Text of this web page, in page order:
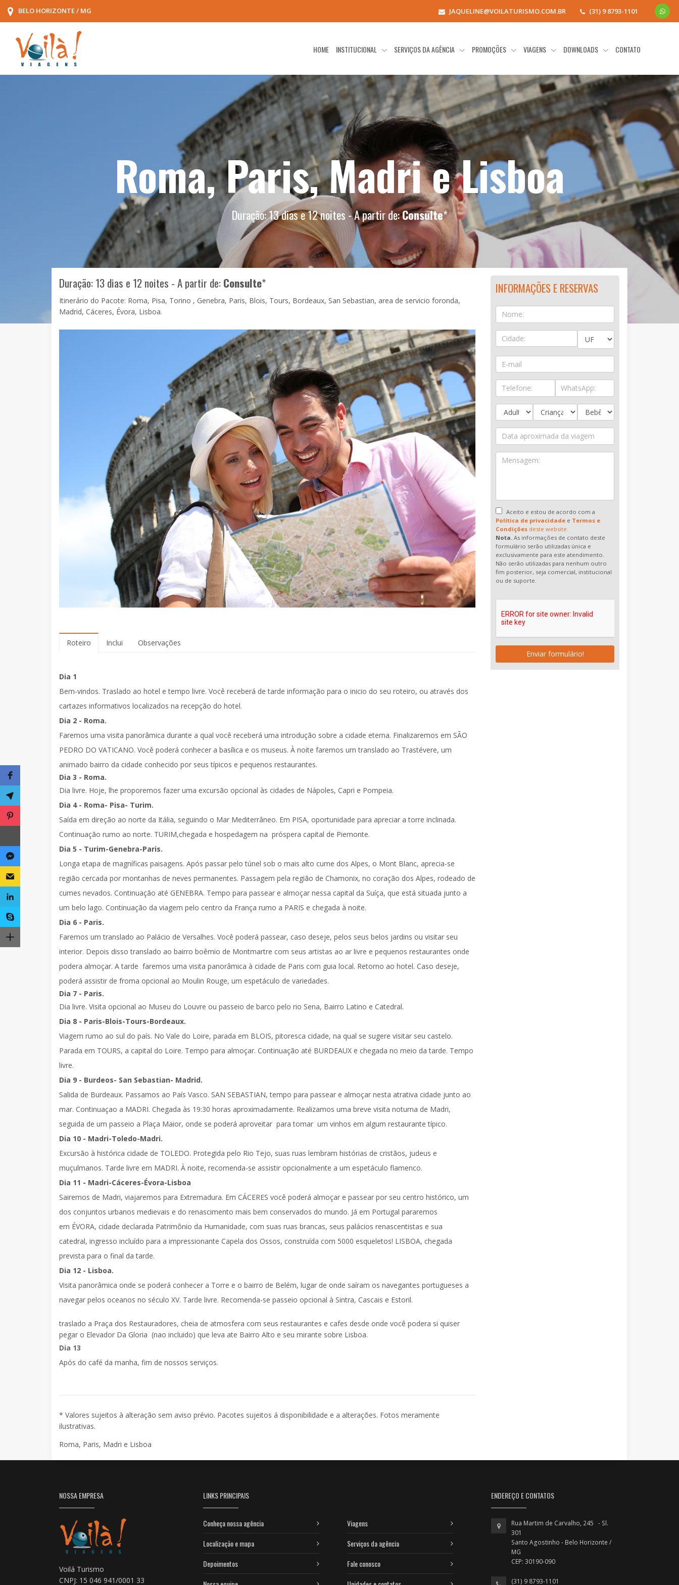
BELO HORIZONTE / MG JAQUELINE@VOILATURISMO.COM.BR (31) 9 8793-1101
HOME INSTITUCIONAL SERVIÇOS DA AGÊNCIA PROMOÇÕES VIAGENS DOWNLOADS CONTATO
Roma, Paris, Madri e Lisboa
Duração: 13 dias e 12 noites - A partir de:Consulte*
Duração: 13 dias e 12 noites - A partir de:Consulte*
Itinerário do Pacote: Roma, Pisa, Torino , Genebra, Paris, Blois, Tours, Bordeaux, San Sebastian, area de servicio foronda,
Madrid, Cáceres, Évora, Lisboa.
Roteiro Inclui Observações
Dia 1
Bem-vindos. Traslado ao hotel e tempo livre. Você receberá de tarde informação para o inicio do seu roteiro, ou através dos
cartazes informativos localizados na recepção do hotel.
Dia 2 - Roma.
Faremos uma visita panorâmica durante a qual você receberá uma introdução sobre a cidade eterna. Finalizaremos em SÃO
PEDRO DO VATICANO. Você poderá conhecer a basílica e os museus. À noite faremos umtranslado ao Trastévere, um
animado bairro da cidade conhecido por seus típicos e pequenos restaurantes.
Dia 3 - Roma.
Dia livre. Hoje, lhe proporemos fazer uma excursão opcional às cidades de Nápoles, Capri e Pompeia.
Dia 4 - Roma- Pisa- Turim.
Saída em direção ao norte da Itália, seguindo o Mar Mediterrâneo. Em PISA, oportunidade para apreciar a torre inclinada.
Continuação rumo ao norte. TURIM,chegada e hospedagem na próspera capital de Piemonte.
Dia 5 - Turim-Genebra-Paris.
Longa etapa de magníficas paisagens. Após passar pelo túnel sob o mais alto cume dos Alpes, o Mont Blanc, aprecia-se
região cercada por montanhas de neves permanentes. Passagem pela região de Chamonix, no coração dos Alpes, rodeado de
cumes nevados. Continuação até GENEBRA. Tempo para passear e almoçar nessa capital da Suíça, que está situada junto a
um belo lago. Continuação da viagem pelo centro da França rumo a PARIS e chegada à noite.
Dia 6 - Paris.
Faremos umtranslado ao Palácio de Versalhes. Você poderá passear, caso deseje, pelos seus belos jardins ou visitar seu
interior. Depois disso translado ao bairro boêmio de Montmartre com seus artistas ao ar livre e pequenos restaurantes onde
podera almoçar. A tarde faremos uma visita panorâmica à cidade de Paris com guia local. Retorno ao hotel. Caso deseje,
poderá assistir de froma opcional ao Moulin Rouge, um espetáculo de variedades.
Dia 7 - Paris.
Dia livre. Visita opcional ao Museu do Louvre ou passeio de barco pelo rio Sena, Bairro Latino e Catedral.
Dia 8 - Paris-Blois-Tours-Bordeaux.
Viagem rumo ao sul do país. No Vale do Loire, parada em BLOIS, pitoresca cidade, na qual se sugere visitar seu castelo.
Parada em TOURS, a capital do Loire. Tempo para almoçar. Continuação até BURDEAUX e chegada no meio da tarde. Tempo
livre.
Dia 9 - Burdeos- San Sebastian- Madrid.
Salida de Burdeaux. Passamos ao País Vasco. SAN SEBASTIAN, tempo para passear e almoçar nesta atrativa cidade junto ao
mar. Continuaçao a MADRI. Chegada às 19:30 horas aproximadamente. Realizamos uma breve visita noturna de Madri,
seguida de um passeio a Plaça Maior, onde se poderá aproveitar para tomar um vinhos em algum restaurante típico.
Dia 10 - Madri-Toledo-Madri.
Excursão à histórica cidade de TOLEDO. Protegida pelo Rio Tejo, suas ruas lembram histórias de cristãos, judeus e
muçulmanos. Tarde livre em MADRI. À noite, recomenda-se assistir opcionalmente a um espetáculo flamenco.
Dia 11 - Madri-Cáceres-Évora-Lisboa
Sairemos de Madri, viajaremos para Extremadura. Em CÁCERES você poderá almoçar e passear por seu centro histórico, um
dos conjuntos urbanos medievais e do renascimento mais bem conservados do mundo. Já em Portugal pararemos
em ÉVORA, cidade declarada Patrimônio da Humanidade, com suas ruas brancas, seus palácios renascentistas e sua
catedral, ingresso incluído para a impressionante Capela dos Ossos, construída com 5000 esqueletos! LISBOA, chegada
prevista para o final da tarde.
Dia 12 - Lisboa.
Visita panorâmica onde se poderá conhecer a Torre e o bairro de Belém, lugar de onde saíram os navegantes portugueses a
navegar pelos oceanos no século XV. Tarde livre. Recomenda-se passeio opcional à Sintra, Cascais e Estoril.
traslado a Praça dos Restauradores, cheia de atmosfera com seus restaurantes e cafes desde onde você podera si quiser
pegar o Elevador Da Gloria (nao incluido) que leva ate Bairro Alto e seu mirante sobre Lisboa.
Dia 13
Após do café da manha, fim de nossos serviços.
* Valores sujeitos à alteração sem aviso prévio. Pacotes sujeitos á disponibilidade e a alterações. Fotos meramente
ilustrativas.
Roma, Paris, Madri e Lisboa
INFORMAÇÕES E RESERVAS
Aceito e estou de acordo com a
Política de privacidade e Termos e
Condições deste website.
Nota. As informações de contato deste
formulário serão utilizadas única e
exclusivamente para este atendimento.
Não serão utilizadas para nenhum outro
fim posterior, seja comercial, institucional
ou de suporte.
Enviar formulário!
NOSSA EMPRESA
Voilá Turismo
CNPJ: 15 046 941/0001 33
LINKS PRINCIPAIS
Conheça nossa agência
Localização e mapa
Depoimentos
Viagens
Serviços da agência
Fale conosco
ENDEREÇO E CONTATOS
Rua Martim de Carvalho, 245 - Sl.
301
Santo Agostinho - Belo Horizonte /
MG
CEP: 30190-090
(31) 9 8793-1101